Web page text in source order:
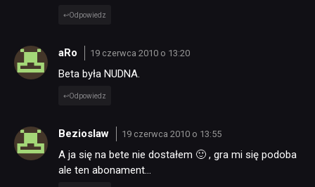
Odpowiedz
aRo 19 czerwca 2010 o 13:20
Beta była NUDNA.
Odpowiedz
Bezioslaw 19 czerwca 2010 o 13:55
A ja się na bete nie dostałem 🙂 , gra mi się podoba
ale ten abonament…